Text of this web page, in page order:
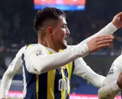
Anali̇z
Bi̇li̇m & Teknoloji̇
Dünya